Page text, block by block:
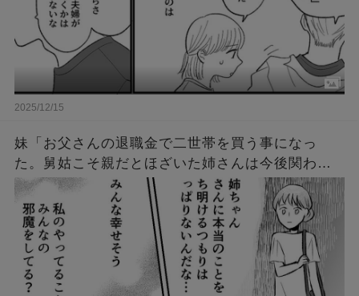
2025/12/15
妹「お父さんの退職金で二世帯を買う事になっ
た。舅姑こそ親だとほざいた姉さんは今後関わる
な。財産は私が引き継ぐ、両親の面倒は私が見
る」→数年後、妹「私の人生メチャクチャ！」